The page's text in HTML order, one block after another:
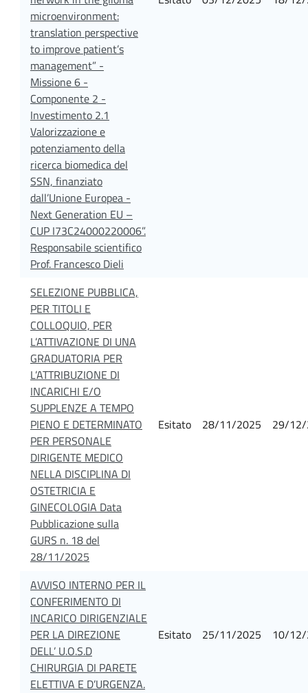
microenvironment:
translation perspective
to improve patient’s
management” -
Missione 6 -
Componente 2 -
Investimento 2.1
Valorizzazione e
potenziamento della
ricerca biomedica del
SSN, finanziato
dall’Unione Europea -
Next Generation EU –
CUP I73C24000220006”.
Responsabile scientifico
Prof. Francesco Dieli
SELEZIONE PUBBLICA,
PER TITOLI E
COLLOQUIO, PER
L’ATTIVAZIONE DI UNA
GRADUATORIA PER
L’ATTRIBUZIONE DI
INCARICHI E/O
SUPPLENZE A TEMPO
PIENO E DETERMINATO
PER PERSONALE
DIRIGENTE MEDICO
NELLA DISCIPLINA DI
OSTETRICIA E
GINECOLOGIA Data
Pubblicazione sulla
GURS n. 18 del
28/11/2025
Esitato 28/11/2025 29/
AVVISO INTERNO PER IL
CONFERIMENTO DI
INCARICO DIRIGENZIALE
PER LA DIREZIONE
DELL’ U.O.S.D
CHIRURGIA DI PARETE
ELETTIVA E D’URGENZA.
Esitato 25/11/2025 10/